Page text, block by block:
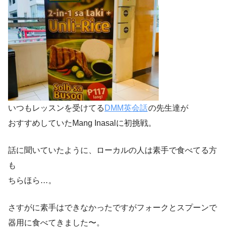
いつもレッスンを受けてる DMM英会話の先生達が
おすすめしていたMang Inasalに初挑戦。
話に聞いていたように、ローカルの人は素手で食べてる方
も
ちらほら…。
さすがに素手はできなかったですがフォークとスプーンで
器用に食べてきました〜。